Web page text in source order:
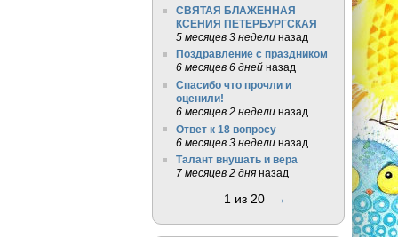
СВЯТАЯ БЛАЖЕННАЯ
КСЕНИЯ ПЕТЕРБУРГСКАЯ
5 месяцев 3 неделиназад
Поздравление с праздником
6 месяцев 6 днейназад
Спасибо что прочли и
оценили!
6 месяцев 2 неделиназад
Ответ к 18 вопросу
6 месяцев 3 неделиназад
Талант внушать и вера
7 месяцев 2 дняназад
1 из 20 →